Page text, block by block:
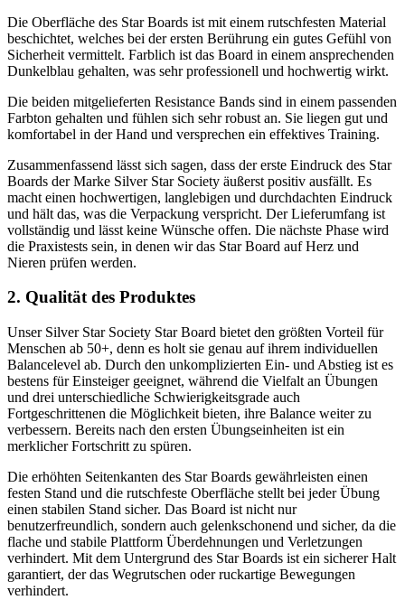
Die Oberfläche des Star Boards ist mit einem rutschfesten Material
beschichtet, welches bei der ersten Berührung ein gutes Gefühl von
Sicherheit vermittelt. Farblich ist das Board in einem ansprechenden
Dunkelblau gehalten, was sehr professionell und hochwertig wirkt.
Die beiden mitgelieferten Resistance Bands sind in einem passenden
Farbton gehalten und fühlen sich sehr robust an. Sie liegen gut und
komfortabel in der Hand und versprechen ein effektives Training.
Zusammenfassend lässt sich sagen, dass der erste Eindruck des Star
Boards der Marke Silver Star Society äußerst positiv ausfällt. Es
macht einen hochwertigen, langlebigen und durchdachten Eindruck
und hält das, was die Verpackung verspricht. Der Lieferumfang ist
vollständig und lässt keine Wünsche offen. Die nächste Phase wird
die Praxistests sein, in denen wir das Star Board auf Herz und
Nieren prüfen werden.
2. Qualität des Produktes
Unser Silver Star Society Star Board bietet den größten Vorteil für
Menschen ab 50+, denn es holt sie genau auf ihrem individuellen
Balancelevel ab. Durch den unkomplizierten Ein- und Abstieg ist es
bestens für Einsteiger geeignet, während die Vielfalt an Übungen
und drei unterschiedliche Schwierigkeitsgrade auch
Fortgeschrittenen die Möglichkeit bieten, ihre Balance weiter zu
verbessern. Bereits nach den ersten Übungseinheiten ist ein
merklicher Fortschritt zu spüren.
Die erhöhten Seitenkanten des Star Boards gewährleisten einen
festen Stand und die rutschfeste Oberfläche stellt bei jeder Übung
einen stabilen Stand sicher. Das Board ist nicht nur
benutzerfreundlich, sondern auch gelenkschonend und sicher, da die
flache und stabile Plattform Überdehnungen und Verletzungen
verhindert. Mit dem Untergrund des Star Boards ist ein sicherer Halt
garantiert, der das Wegrutschen oder ruckartige Bewegungen
verhindert.